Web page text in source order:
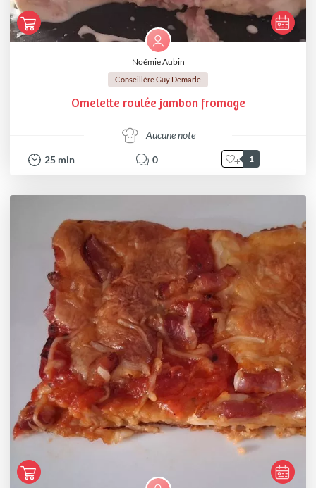
Noémie Aubin
Conseillère Guy Demarle
Omelette roulée jambon fromage
Aucune note
25 min 0 1